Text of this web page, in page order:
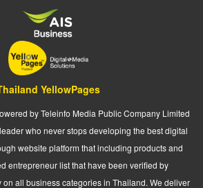
YellowPages
by Teleinfo Media Public Company Limited
who never stops developing the best digital
website platform that including products and
entrepreneur list that have been verified by
all business categories in Thailand. We deliver